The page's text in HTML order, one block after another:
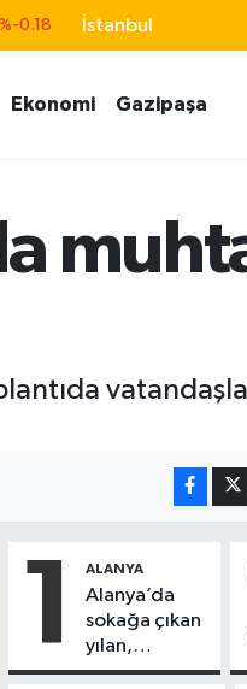
%0.18 İstanbul
Ekonomi Gazipaşa
1 ALANYA
Alanya’da
sokağa çıkan
yılan,
vatandaşı